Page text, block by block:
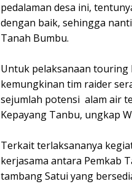
pedalaman desa ini,
dengan baik, sehingga
Tanah Bumbu.
Untuk pelaksanaan touring
kemungkinan tim raider
sejumlah potensi alam air
Kepayang Tanbu, ungkap
Terkait terlaksananya
kerjasama antara Pemkab
tambang Satui yang